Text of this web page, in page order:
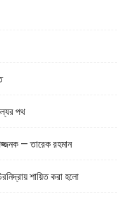
পথ
— তারেক রহমান
শায়িত করা হলো